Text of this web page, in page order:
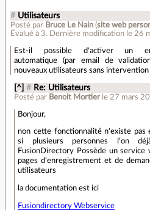
# Utilisateurs
Posté par Bruce Le Nain (site web
Évalué à 3. Dernière modification le 26
Est-il possible d'activer un
automatique (par email de
nouveaux utilisateurs sans intervention
[^] # Re: Utilisateurs
Posté par Benoit Mortier le 27 mars
Bonjour,
non cette fonctionnalité n'existe pas
si plusieurs personnes l'on
FusionDirectory Possède un
pages d'enregistrement et de
utilisateurs
la documentation est ici
Fusiondirectory Webservice